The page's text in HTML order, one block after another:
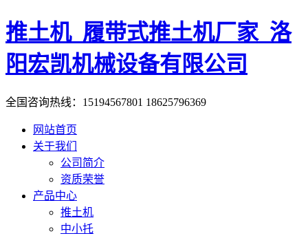
推土机_履带式推土机厂家_洛
阳宏凯机械设备有限公司
全国咨询热线：15194567801 18625796369
网站首页
关于我们
公司简介
资质荣誉
产品中心
推土机
中小托